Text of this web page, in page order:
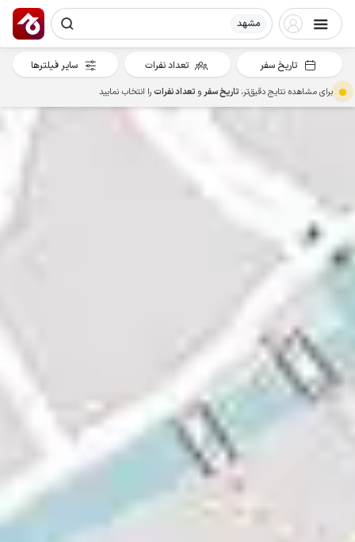
مشهد
تاریخ سفر تعداد نفرات سایر فیلترها
برای مشاهده نتایج دقیق‌تر، تاریخ سفرو تعداد نفراترا انتخاب نمایید